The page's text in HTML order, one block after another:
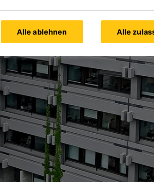
Alle ablehnen Alle